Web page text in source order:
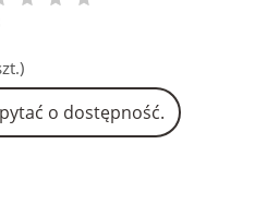
o dostępność.